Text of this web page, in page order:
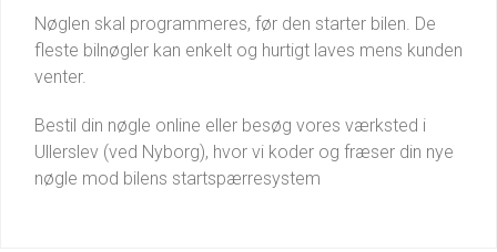
Nøglen skal programmeres, før den starter bilen. De
fleste bilnøgler kan enkelt og hurtigt laves mens kunden
venter.
Bestil din nøgle online eller besøg vores værksted i
Ullerslev (ved Nyborg), hvor vi koder og fræser din nye
nøgle mod bilens startspærresystem